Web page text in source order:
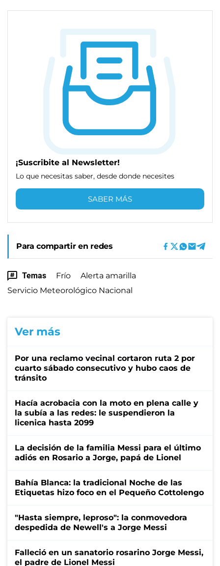
¡Suscribite al Newsletter!
Lo que necesitas saber, desde donde necesites
SABER MÁS
Para compartir en redes
Temas Frío
Alerta amarilla
Servicio Meteorológico Nacional
Ver más
Por una reclamo vecinal cortaron ruta 2 por
cuarto sábado consecutivo y hubo caos de
tránsito
Hacía acrobacia con la moto en plena calle y
la subía a las redes: le suspendieron la
licenica hasta 2099
La decisión de la familia Messi para el último
adiós en Rosario a Jorge, papá de Lionel
Bahía Blanca: la tradicional Noche de las
Etiquetas hizo foco en el Pequeño Cottolengo
"Hasta siempre, leproso": la conmovedora
despedida de Newell's a Jorge Messi
Falleció en un sanatorio rosarino Jorge Messi,
el padre de Lionel Messi